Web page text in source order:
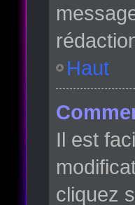
Haut
Il est
cliquez